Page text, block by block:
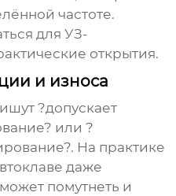
частоте.
для УЗ-
открытия.
и износа
?допускает
или ?
На практике
даже
помутнеть и